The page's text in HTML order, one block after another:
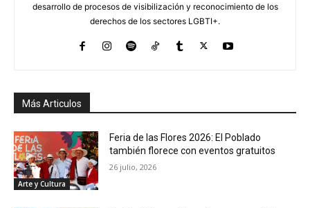
desarrollo de procesos de visibilización y reconocimiento de los
derechos de los sectores LGBTI+.
Más Articulos
Arte y Cultura
Feria de las Flores 2026: El Poblado
también florece con eventos gratuitos
26 julio, 2026